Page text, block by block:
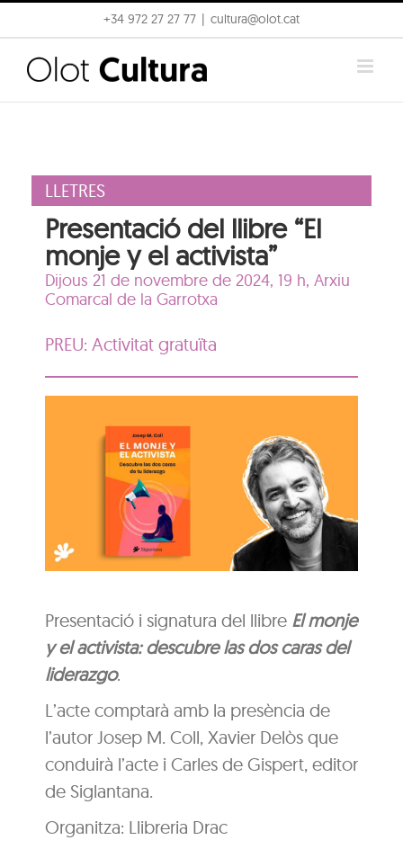
to
content
+34 972 27 27 77 cultura@olot.cat
LLETRES
Presentació del llibre “El
monje y el activista”
Dijous 21 de novembre de 2024, 19 h, Arxiu
Comarcal de la Garrotxa
PREU: Activitat gratuïta
Presentació i signatura del llibre El monje
y el activista: descubre las dos caras del
liderazgo.
L’acte comptarà amb la presència de
l’autor Josep M. Coll, Xavier Delòs que
conduirà l’acte i Carles de Gispert, editor
de Siglantana.
Organitza: Llibreria Drac